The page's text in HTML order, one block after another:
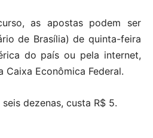
as apostas podem ser
de Brasília) de quinta-feira
do país ou pela internet,
Econômica Federal.
dezenas, custa R$ 5.